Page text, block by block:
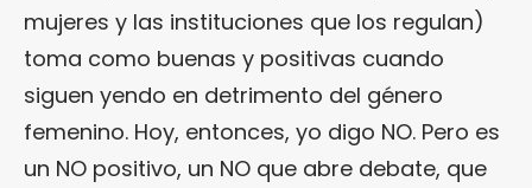
mujeres y las instituciones que los regulan)
toma como buenas y positivas cuando
siguen yendo en detrimento del género
femenino. Hoy, entonces, yo digo NO. Pero es
un NO positivo, un NO que abre debate, que